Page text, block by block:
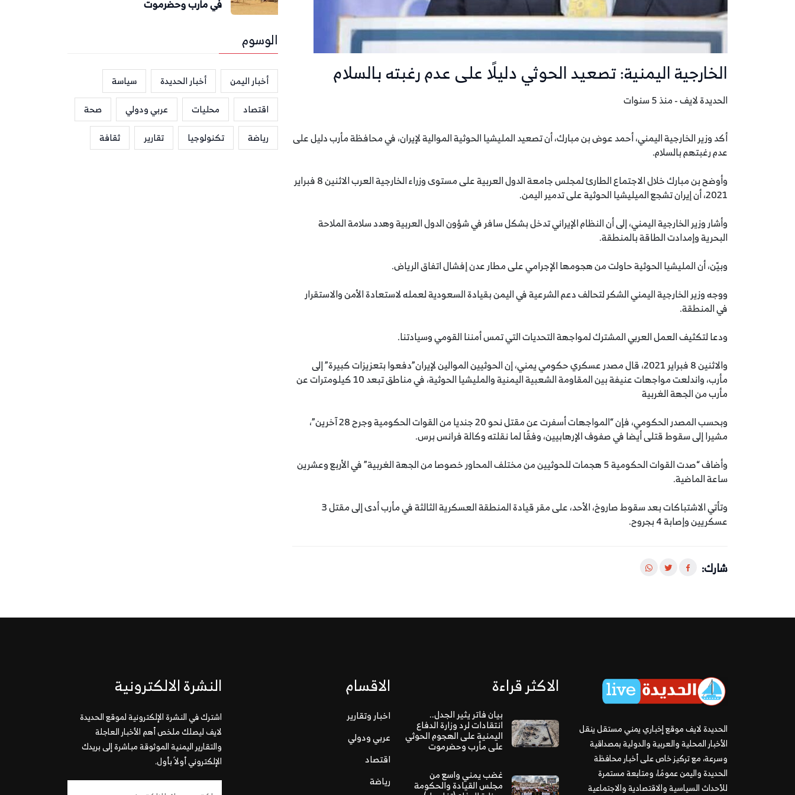
الخارجية اليمنية: تصعيد الحوثي دليلًا على عدم رغبته بالسلام
الحديدة لايف - منذ 5 سنوات
أكد وزير الخارجية اليمني، أحمد عوض بن مبارك، أن تصعيد المليشيا الحوثية الموالية لإيران، في محافظة مأرب دليل على
عدم رغبتهم بالسلام.
وأوضح بن مبارك خلال الاجتماع الطارئ لمجلس جامعة الدول العربية على مستوى وزراء الخارجية العرب الاثنين 8 فبراير
2021، أن إيران تشجع الميليشيا الحوثية على تدمير اليمن.
وأشار وزير الخارجية اليمني، إلى أن النظام الإيراني تدخل بشكل سافر في شؤون الدول العربية وهدد سلامة الملاحة
البحرية وإمدادت الطاقة بالمنطقة.
وبيّن، أن المليشيا الحوثية حاولت من هجومها الإجرامي على مطار عدن إفشال اتفاق الرياض.
ووجه وزير الخارجية اليمني الشكر لتحالف دعم الشرعية في اليمن بقيادة السعودية لعمله لاستعادة الأمن والاستقرار
في المنطقة.
ودعا لتكثيف العمل العربي المشترك لمواجهة التحديات التي تمس أمننا القومي وسيادتنا.
والاثنين 8 فبراير 2021، قال مصدر عسكري حكومي يمني، إن الحوثيين الموالين لإيران”دفعوا بتعزيزات كبيرة” إلى
مأرب، واندلعت مواجهات عنيفة بين المقاومة الشعبية اليمنية والمليشيا الحوثية، في مناطق تبعد 10 كيلومترات عن
مأرب من الجهة الغربية
وبحسب المصدر الحكومي، فإن “المواجهات أسفرت عن مقتل نحو 20 جنديا من القوات الحكومية وجرح 28 آخرين”،
مشيرا إلى سقوط قتلى أيضا في صفوف الإرهابيين، وفقًا لما نقلته وكالة فرانس برس.
وأضاف “صدت القوات الحكومية 5 هجمات للحوثيين من مختلف المحاور خصوصا من الجهة الغربية” في الأربع وعشرين
ساعة الماضية.
وتأتي الاشتباكات بعد سقوط صاروخ، الأحد، على مقر قيادة المنطقة العسكرية الثالثة في مأرب أدى إلى مقتل 3
عسكريين وإصابة 4 بجروح.
شارك:
في مأرب وحضرموت
الوسوم
أخبار اليمن أخبار الحديدة
سياسة
اقتصاد
محليات عربي ودولي
صحة
رياضة
تكنولوجيا تقارير ثقافة
الحديدة لايف موقع إخباري يمني مستقل ينقل
الأخبار المحلية والعربية والدولية بمصداقية
وسرعة، مع تركيز خاص على أخبار محافظة
الحديدة واليمن عمومًا، ومتابعة مستمرة
للأحداث السياسية والاقتصادية والاجتماعية
الاكثر قراءة
بيان فاتر يثير الجدل..
انتقادات لرد وزارة الدفاع
اليمنية على الهجوم الحوثي
على مأرب وحضرموت
غضب يمني واسع من
مجلس القيادة والحكومة
الاقسام
اخبار وتقارير
عربي ودولي
اقتصاد
رياضة
النشرة الالكترونية
اشترك في النشرة الإلكترونية لموقع الحديدة
لايف ليصلك ملخص أهم الأخبار العاجلة
والتقارير اليمنية الموثوقة مباشرة إلى بريدك
الإلكتروني أولاً بأول.